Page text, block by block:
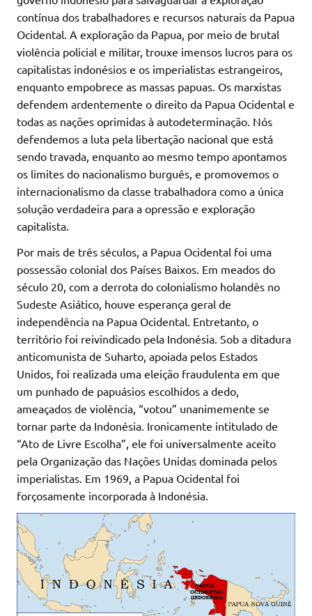
contínua dos trabalhadores e recursos naturais da Papua
Ocidental. A exploração da Papua, por meio de brutal
violência policial e militar, trouxe imensos lucros para os
capitalistas indonésios e os imperialistas estrangeiros,
enquanto empobrece as massas papuas. Os marxistas
defendem ardentemente o direito da Papua Ocidental e
todas as nações oprimidas à autodeterminação. Nós
defendemos a luta pela libertação nacional que está
sendo travada, enquanto ao mesmo tempo apontamos
os limites do nacionalismo burguês, e promovemos o
internacionalismo da classe trabalhadora como a única
solução verdadeira para a opressão e exploração
capitalista.
Por mais de três séculos, a Papua Ocidental foi uma
possessão colonial dos Países Baixos. Em meados do
século 20, com a derrota do colonialismo holandês no
Sudeste Asiático, houve esperança geral de
independência na Papua Ocidental. Entretanto, o
território foi reivindicado pela Indonésia. Sob a ditadura
anticomunista de Suharto, apoiada pelos Estados
Unidos, foi realizada uma eleição fraudulenta em que
um punhado de papuásios escolhidos a dedo,
ameaçados de violência, “votou” unanimemente se
tornar parte da Indonésia. Ironicamente intitulado de
“Ato de Livre Escolha”, ele foi universalmente aceito
pela Organização das Nações Unidas dominada pelos
imperialistas. Em 1969, a Papua Ocidental foi
forçosamente incorporada à Indonésia.